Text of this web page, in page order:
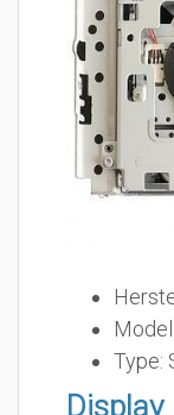
Type:
Display